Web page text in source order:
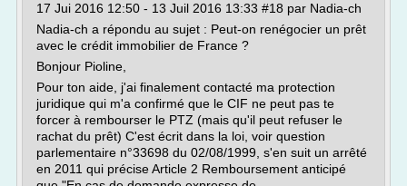
17 Jui 2016 12:50 - 13 Juil 2016 13:33 #18 par Nadia-ch
Nadia-ch a répondu au sujet : Peut-on renégocier un prêt
avec le crédit immobilier de France ?
Bonjour Pioline,
Pour ton aide, j'ai finalement contacté ma protection
juridique qui m'a confirmé que le CIF ne peut pas te
forcer à rembourser le PTZ (mais qu'il peut refuser le
rachat du prêt) C'est écrit dans la loi, voir question
parlementaire n°33698 du 02/08/1999, s'en suit un arrêté
en 2011 qui précise Article 2 Remboursement anticipé